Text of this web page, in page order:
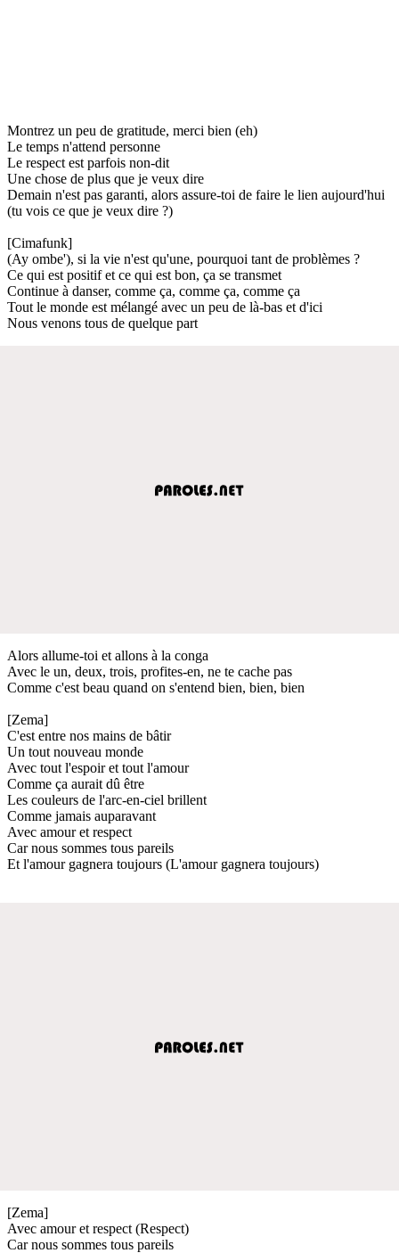
Montrez un peu de gratitude, merci bien (eh)
Le temps n'attend personne
Le respect est parfois non-dit
Une chose de plus que je veux dire
Demain n'est pas garanti, alors assure-toi de faire le lien aujourd'hui
(tu vois ce que je veux dire ?)
[Cimafunk]
(Ay ombe'), si la vie n'est qu'une, pourquoi tant de problèmes ?
Ce qui est positif et ce qui est bon, ça se transmet
Continue à danser, comme ça, comme ça, comme ça
Tout le monde est mélangé avec un peu de là-bas et d'ici
Nous venons tous de quelque part
Alors allume-toi et allons à la conga
Avec le un, deux, trois, profites-en, ne te cache pas
Comme c'est beau quand on s'entend bien, bien, bien
[Zema]
C'est entre nos mains de bâtir
Un tout nouveau monde
Avec tout l'espoir et tout l'amour
Comme ça aurait dû être
Les couleurs de l'arc-en-ciel brillent
Comme jamais auparavant
Avec amour et respect
Car nous sommes tous pareils
Et l'amour gagnera toujours (L'amour gagnera toujours)
[Zema]
Avec amour et respect (Respect)
Car nous sommes tous pareils